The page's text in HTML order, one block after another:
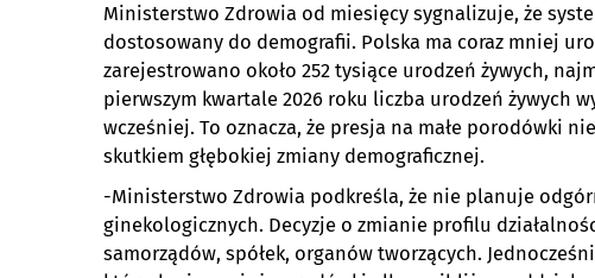
Ministerstwo Zdrowia od miesięcy sygnalizuje, że
dostosowany do demografii. Polska ma coraz mniej
zarejestrowano około 252 tysiące urodzeń żywych,
pierwszym kwartale 2026 roku liczba urodzeń żywych
wcześniej. To oznacza, że presja na małe porodówki
skutkiem głębokiej zmiany demograficznej.
-Ministerstwo Zdrowia podkreśla, że nie planuje
ginekologicznych. Decyzje o zmianie profilu
samorządów, spółek, organów tworzących.